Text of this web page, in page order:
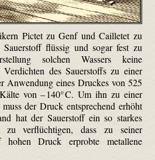
Pictet zu Genf und Cailletet zu
flüssig und sogar fest zu
solchen Wassers keine
des Sauerstoffs zu einer
Anwendung eines Druckes von 525
von – 140° C. Um ihn zu einer
der Druck entsprechend erhöht
hat der Sauerstoff ein so starkes
zu verflüchtigen, dass zu seiner
Druck erprobte metallene